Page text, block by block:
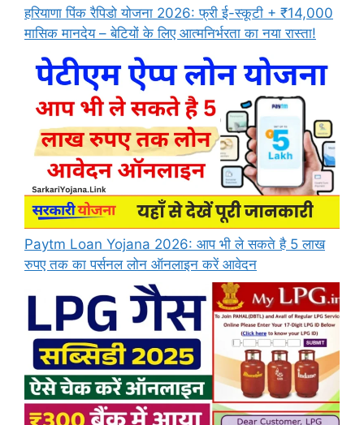
हरियाणा पिंक रैपिडो योजना 2026: फ्री ई-स्कूटी + ₹14,000
मासिक मानदेय – बेटियों के लिए आत्मनिर्भरता का नया रास्ता!
Paytm Loan Yojana 2026: आप भी ले सकते है 5 लाख
रुपए तक का पर्सनल लोन ऑनलाइन करें आवेदन